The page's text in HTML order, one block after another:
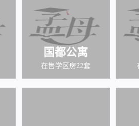
国都公寓
在售学区房22套